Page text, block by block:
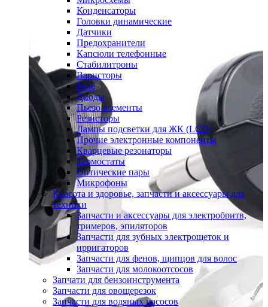
Конденсаторы
Головки динамические
Датчики
Предохранители
Капсюли телефонные
Стабилитроны
Варисторы
Реле
Диоды
Пьезо элементы
Резисторы
Лампы подсветки для ЖК (LCD)
Прочие электронные компоненты
Кварцевые резонаторы
Термостаты
Оптические пары
Микрофоны
Красота и здоровье, запчасти и аксессуары для
техники
Запчасти и аксессуары для электробритв,
тримеров, эпиляторов
Запчасти для зубных электрощеток и
ирригаторов
Запчасти для фенов, щипцов для волос
Запчасти для молокоотсосов
Запчати для бензоинструмента
Запчасти для овощерезок
Запчасти для водяных насосов